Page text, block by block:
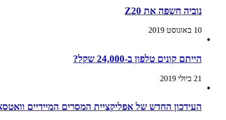
נוביה חשפה את Z20
10 באוגוסט 2019
הייתם קונים טלפון ב-24,000 שקל?
21 ביולי 2019
העידכון החדש של אפליקציית המסרים המיידיים